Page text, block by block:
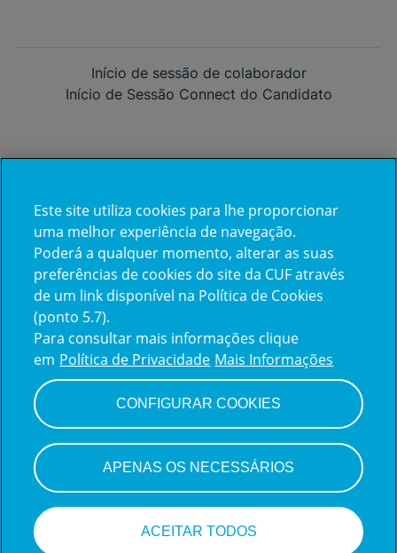
Início de sessão de colaborador
Início de Sessão Connect do Candidato
Já trabalha na CUF?
Vamos encontrar juntos o seu
próximo colega de equipe.
Iniciar sessão
Este site utiliza cookies para lhe proporcionar
uma melhor experiência de navegação.
Poderá a qualquer momento, alterar as suas
preferências de cookies do site da CUF através
de um link disponível na Política de Cookies
(ponto 5.7).
Para consultar mais informações clique
em Política de Privacidade Mais Informações
CONFIGURAR COOKIES
APENAS OS NECESSÁRIOS
ACEITAR TODOS